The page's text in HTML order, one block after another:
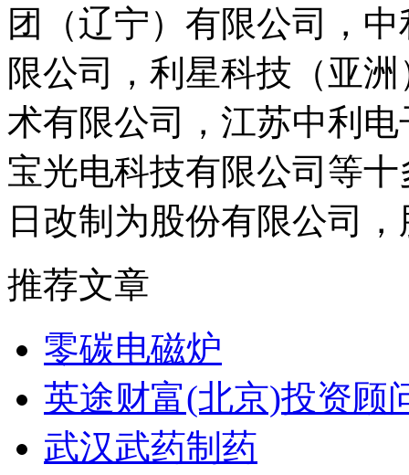
团（辽宁）有限公司，
限公司，利星科技（亚
术有限公司，江苏中利
宝光电科技有限公司等
日改制为股份有限公司
推荐文章
零碳电磁炉
英途财富(北京)投资顾
武汉武药制药